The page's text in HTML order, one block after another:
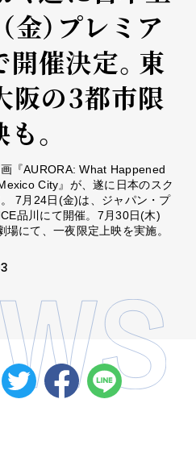
金）プレミア
開催決定。東
阪の3都市限
。
『AURORA: What Happened
City』が、遂に日本のスク
7月24日(金)は、ジャパン・プ
品川にて開催。7月30日(木)
にて、一夜限定上映を実施。